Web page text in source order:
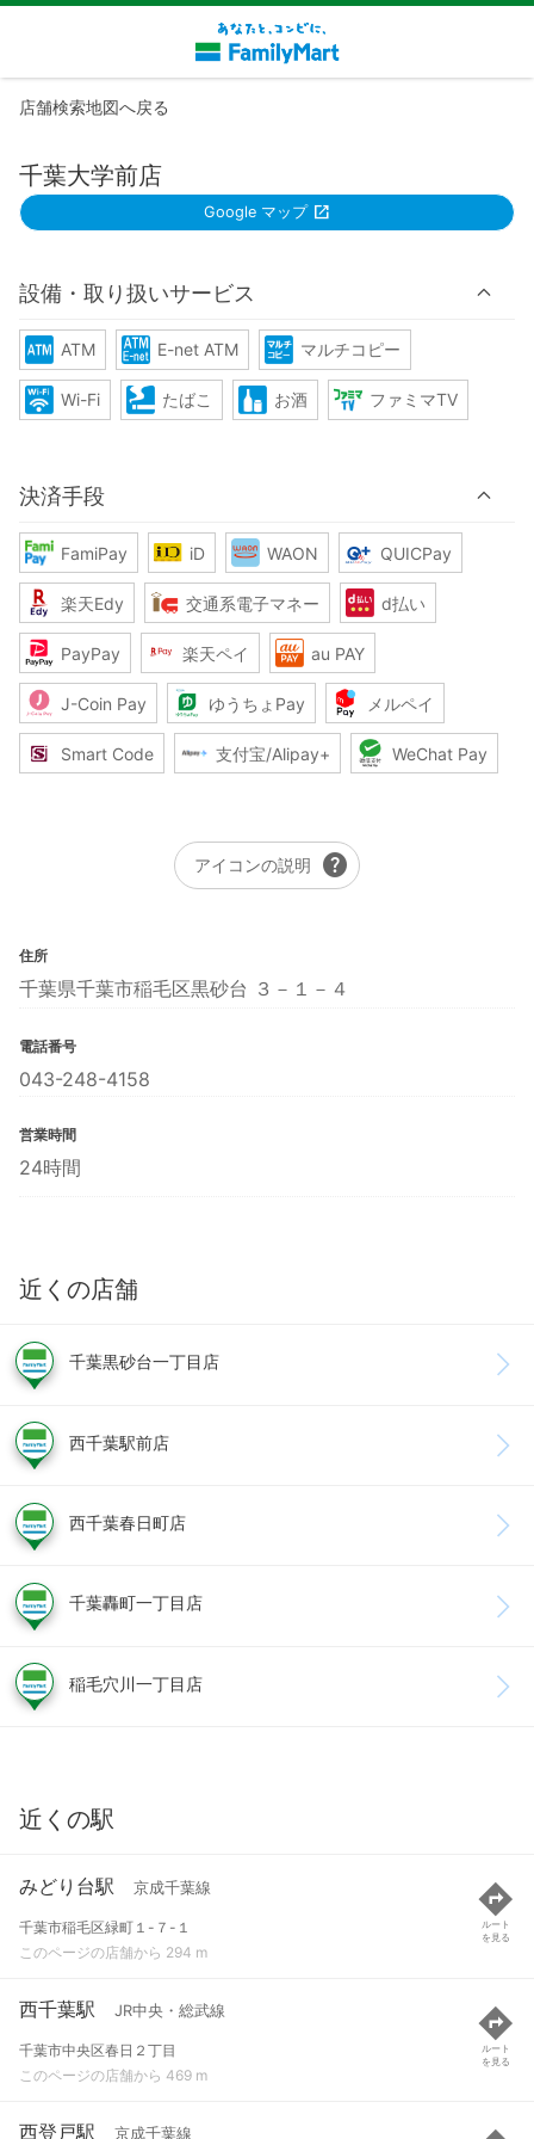
店舗検索地図へ戻る
千葉大学前店
Google マップ
設備・取り扱いサービス
ATM E-net ATM マルチコピー
Wi-Fi たばこ お酒 ファミマTV
決済手段
FamiPay iD WAON QUICPay
楽天Edy 交通系電子マネー d払い
PayPay 楽天ペイ au PAY
J-Coin Pay ゆうちょPay メルペイ
Smart Code 支付宝/Alipay+ WeChat Pay
アイコンの説明 help
住所
千葉県千葉市稲毛区黒砂台 ３－１－４
電話番号
043-248-4158
営業時間
24時間
近くの店舗
千葉黒砂台一丁目店
西千葉駅前店
西千葉春日町店
千葉轟町一丁目店
稲毛穴川一丁目店
近くの駅
みどり台駅 京成千葉線
千葉市稲毛区緑町１-７-１
このページの店舗から 294 m
ルート
を見る
西千葉駅 JR中央・総武線
千葉市中央区春日２丁目
このページの店舗から 469 m
ルート
を見る
西登戸駅 京成千葉線